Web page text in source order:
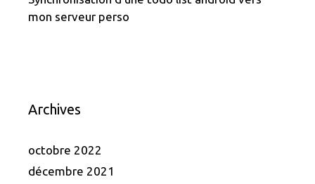
mon serveur perso
Archives
octobre 2022
décembre 2021